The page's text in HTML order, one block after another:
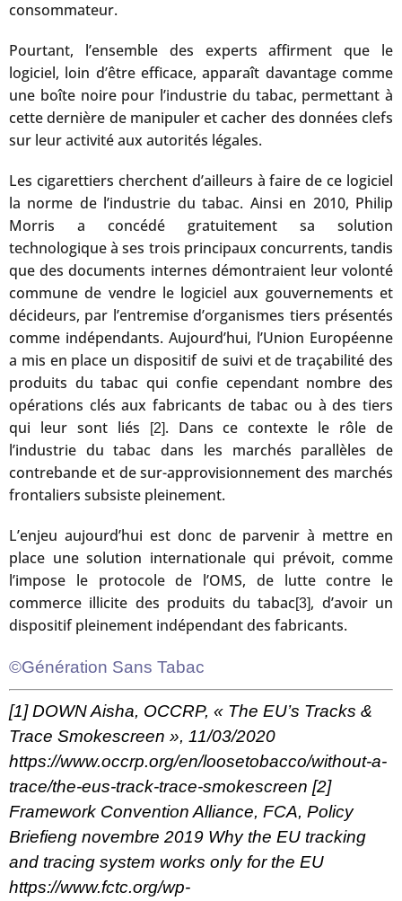
consommateur.
Pourtant, l’ensemble des experts affirment que le
logiciel, loin d’être efficace, apparaît davantage comme
une boîte noire pour l’industrie du tabac, permettant à
cette dernière de manipuler et cacher des données clefs
sur leur activité aux autorités légales.
Les cigarettiers cherchent d’ailleurs à faire de ce logiciel
la norme de l’industrie du tabac. Ainsi en 2010, Philip
Morris a concédé gratuitement sa solution
technologique à ses trois principaux concurrents, tandis
que des documents internes démontraient leur volonté
commune de vendre le logiciel aux gouvernements et
décideurs, par l’entremise d’organismes tiers présentés
comme indépendants. Aujourd’hui, l’Union Européenne
a mis en place un dispositif de suivi et de traçabilité des
produits du tabac qui confie cependant nombre des
opérations clés aux fabricants de tabac ou à des tiers
qui leur sont liés
[2]. Dans ce contexte le rôle de
l’industrie du tabac dans les marchés parallèles de
contrebande et de sur-approvisionnement des marchés
frontaliers subsiste pleinement.
L’enjeu aujourd’hui est donc de parvenir à mettre en
place une solution internationale qui prévoit, comme
l’impose le protocole de l’OMS, de lutte contre le
commerce illicite des produits du tabac[3], d’avoir un
dispositif pleinement indépendant des fabricants.
©Génération Sans Tabac
[1]DOWN Aisha, OCCRP, « The EU’s Tracks &
Trace Smokescreen », 11/03/2020
https://www.occrp.org/en/loosetobacco/without-a-
trace/the-eus-track-trace-smokescreen [2]
Framework Convention Alliance, FCA, Policy
Briefieng novembre 2019 Why the EU tracking
and tracing system works only for the EU
https://www.fctc.org/wp-